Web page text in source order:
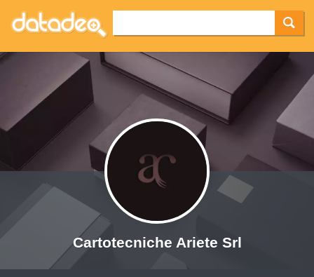
Cartotecniche Ariete Srl